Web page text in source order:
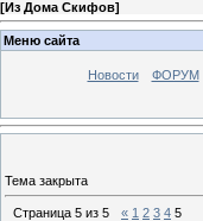
[Из Дома Скифов]
Меню сайта
Новости ФОРУМ
Тема закрыта
Страница 5 из 5 « 1 2 3 4 5